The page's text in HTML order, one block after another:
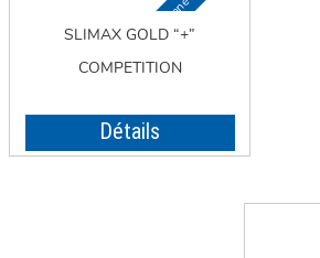
SLIMAX GOLD “+”
COMPETITION
Détails